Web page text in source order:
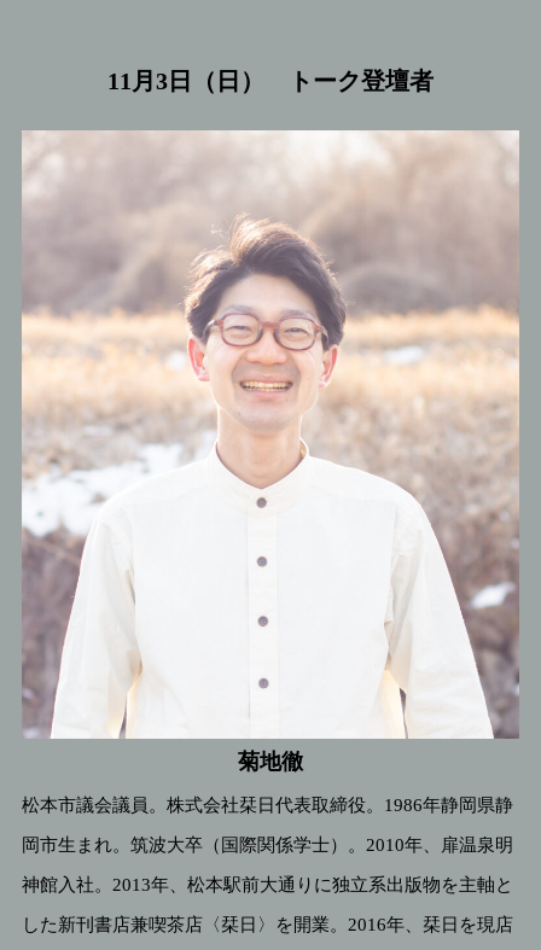
11月3日（日） トーク登壇者
菊地徹
松本市議会議員。株式会社栞日代表取締役。1986年静岡県静
岡市生まれ。筑波大卒（国際関係学士）。2010年、扉温泉明
神館入社。2013年、松本駅前大通りに独立系出版物を主軸と
した新刊書店兼喫茶店〈栞日〉を開業。2016年、栞日を現店